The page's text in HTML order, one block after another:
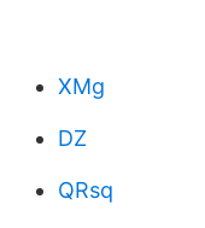
XMg
DZ
QRsq